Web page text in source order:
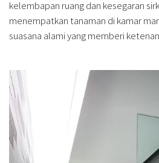
kelembapan ruang dan kesegaran
menempatkan tanaman di kamar
suasana alami yang memberi